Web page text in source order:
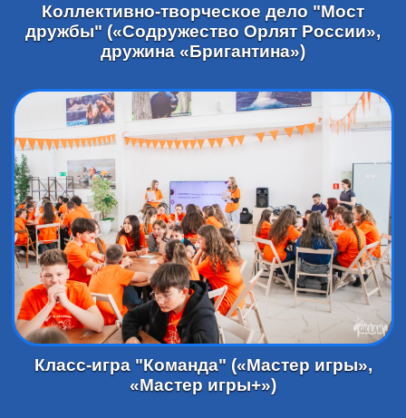
Коллективно-творческое дело "Мост
дружбы" («Содружество Орлят России»,
дружина «Бригантина»)
Класс-игра "Команда" («Мастер игры»,
«Мастер игры+»)